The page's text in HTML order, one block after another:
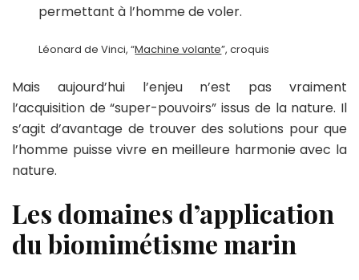
permettant à l’homme de voler.
Léonard de Vinci, “Machine volante”, croquis
Mais aujourd’hui l’enjeu n’est pas vraiment
l’acquisition de “super-pouvoirs” issus de la nature. Il
s’agit d’avantage de trouver des solutions pour que
l’homme puisse vivre en meilleure harmonie avec la
nature.
Les domaines d’application
du biomimétisme marin